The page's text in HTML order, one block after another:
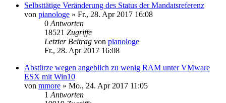
Selbsttätige Veränderung des Status der Mandatsreferenz
von pianologe » Fr., 28. Apr 2017 16:08
0 Antworten
18521 Zugriffe
Letzter Beitrag von pianologe
Fr., 28. Apr 2017 16:08
Abstürze wegen angeblich zu wenig RAM unter VMware
ESX mit Win10
von mmore » Mo., 24. Apr 2017 11:05
1 Antworten